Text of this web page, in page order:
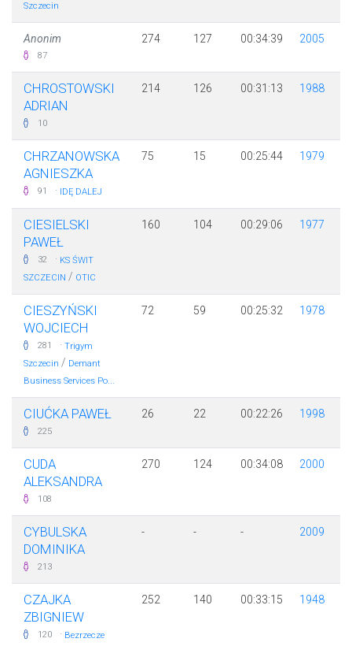
Szczecin
Anonim
87
274 127 00:34:39 2005
CHROSTOWSKI
ADRIAN
10
214 126 00:31:13 1988
CHRZANOWSKA
AGNIESZKA
91 · IDĘ DALEJ
75 15 00:25:44 1979
CIESIELSKI
PAWEŁ
32 · KS ŚWIT
SZCZECIN / OTIC
160 104 00:29:06 1977
CIESZYŃSKI
WOJCIECH
281 · Trigym
Szczecin / Demant
Business Services Po...
72 59 00:25:32 1978
CIUĆKA PAWEŁ
225
26 22 00:22:26 1998
CUDA
ALEKSANDRA
108
270 124 00:34:08 2000
CYBULSKA
DOMINIKA
213
- - - 2009
CZAJKA
ZBIGNIEW
120 · Bezrzecze
252 140 00:33:15 1948